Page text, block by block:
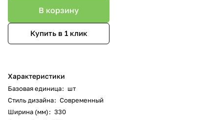
В корзину
Купить в 1 клик
Характеристики
Базовая единица: шт
Стиль дизайна: Современный
Ширина (мм): 330